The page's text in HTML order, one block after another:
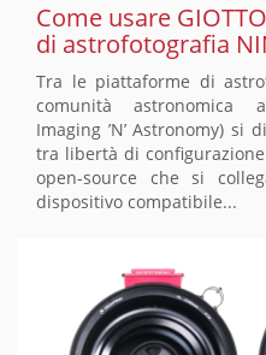
Come usare
di astrofotografia
Tra le piattaforme di
comunità astronomica
Imaging ’N’ Astronomy) si
tra libertà di
open-source che si
dispositivo compatibile...